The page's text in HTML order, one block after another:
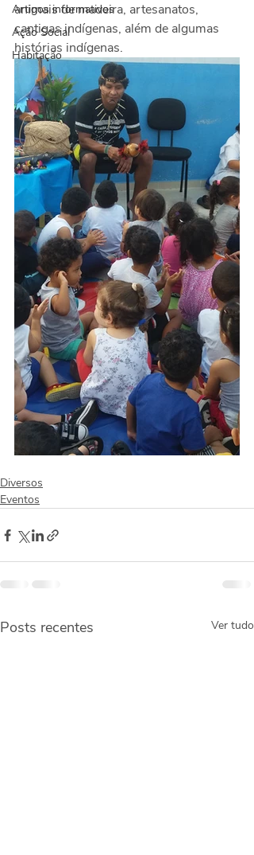
Artigos informativos
Ação Social
Habitação
animais de madeira, artesanatos,
cantigas indígenas, além de algumas
histórias indígenas.
Diversos
Eventos
Posts recentes Ver tudo